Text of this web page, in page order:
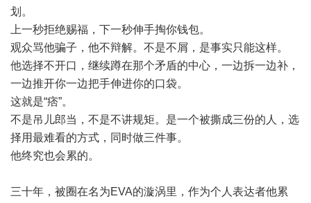
划。
上一秒拒绝赐福，下一秒伸手掏你钱包。
观众骂他骗子，他不辩解。不是不屑，是事实只能这样。
他选择不开口，继续蹲在那个矛盾的中心，一边拆一边补，
一边推开你一边把手伸进你的口袋。
这就是“痞”。
不是吊儿郎当，不是不讲规矩。是一个被撕成三份的人，选
择用最难看的方式，同时做三件事。
他终究也会累的。
三十年，被圈在名为EVA的漩涡里，作为个人表达者他累